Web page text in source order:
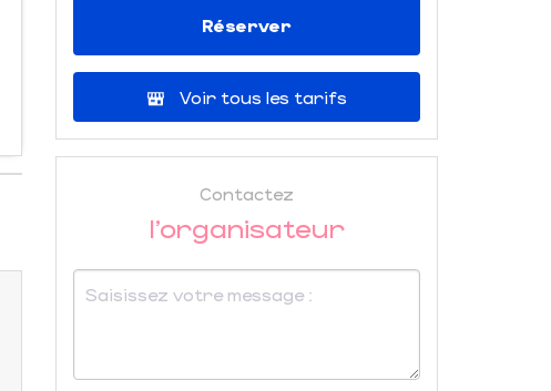
Réserver
Voir tous les tarifs
Contactez
l'organisateur